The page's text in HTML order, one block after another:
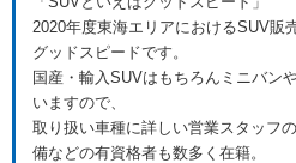
2020年度東海エリアにおけるSUV販
グッドスピードです。
国産・輸入SUVはもちろんミニバン
いますので、
取り扱い車種に詳しい営業スタッフ
備などの有資格者も数多く在籍。